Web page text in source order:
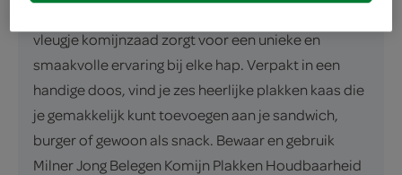
vleugje komijnzaad zorgt voor een unieke en
smaakvolle ervaring bij elke hap. Verpakt in een
handige doos, vind je zes heerlijke plakken kaas die
je gemakkelijk kunt toevoegen aan je sandwich,
burger of gewoon als snack. Bewaar en gebruik
Milner Jong Belegen Komijn Plakken Houdbaarheid